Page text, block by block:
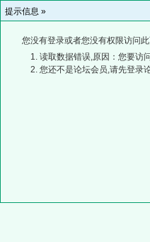
提示信息 »
您没有登录或者您没有权限访问
读取数据错误,原因：您要访
您还不是论坛会员,请先登录